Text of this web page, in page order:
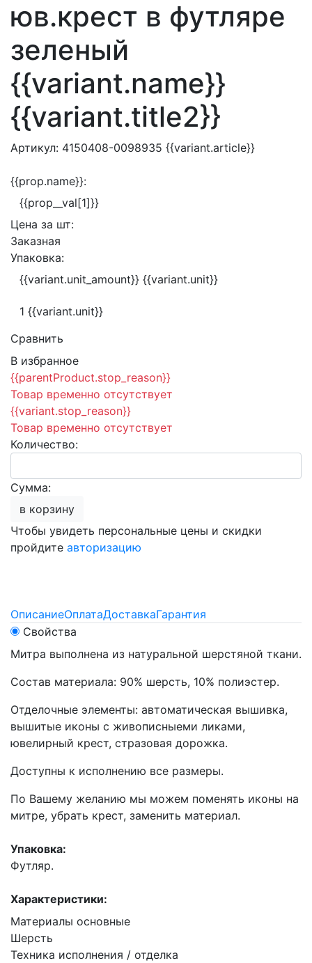
юв.крест в футляре
зеленый
{{variant.name}}
{{variant.title2}}
Артикул: 4150408-0098935 {{variant.article}}
{{prop.name}}:
{{prop__val[1]}}
Цена за шт:
Заказная
Упаковка:
{{variant.unit_amount}} {{variant.unit}}
1 {{variant.unit}}
Сравнить
В избранное
{{parentProduct.stop_reason}}
Товар временно отсутствует
{{variant.stop_reason}}
Товар временно отсутствует
Количество:
Сумма:
в корзину
Чтобы увидеть персональные цены и скидки
пройдите авторизацию
ОписаниеОплатаДоставкаГарантия
Свойства
Митра выполнена из натуральной шерстяной ткани.
Состав материала: 90% шерсть, 10% полиэстер.
Отделочные элементы: автоматическая вышивка,
вышитые иконы с живописныеми ликами,
ювелирный крест, стразовая дорожка.
Доступны к исполнению все размеры.
По Вашему желанию мы можем поменять иконы на
митре, убрать крест, заменить материал.
Упаковка:
Футляр.
Характеристики:
Материалы основные
Шерсть
Техника исполнения / отделка